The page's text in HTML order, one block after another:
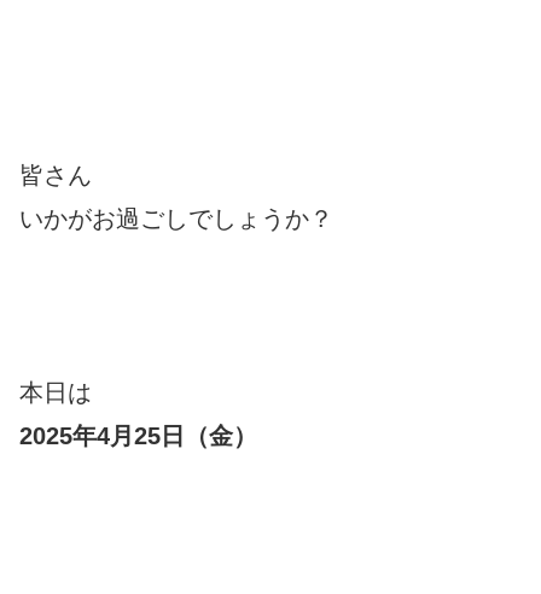
皆さん
いかがお過ごしでしょうか？
本日は
2025年4月25日（金）